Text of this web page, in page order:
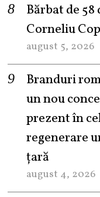
Bărbat de
Corneliu
august 5, 2026
Branduri
un nou
prezent în
regenerare
țară
august 4, 2026